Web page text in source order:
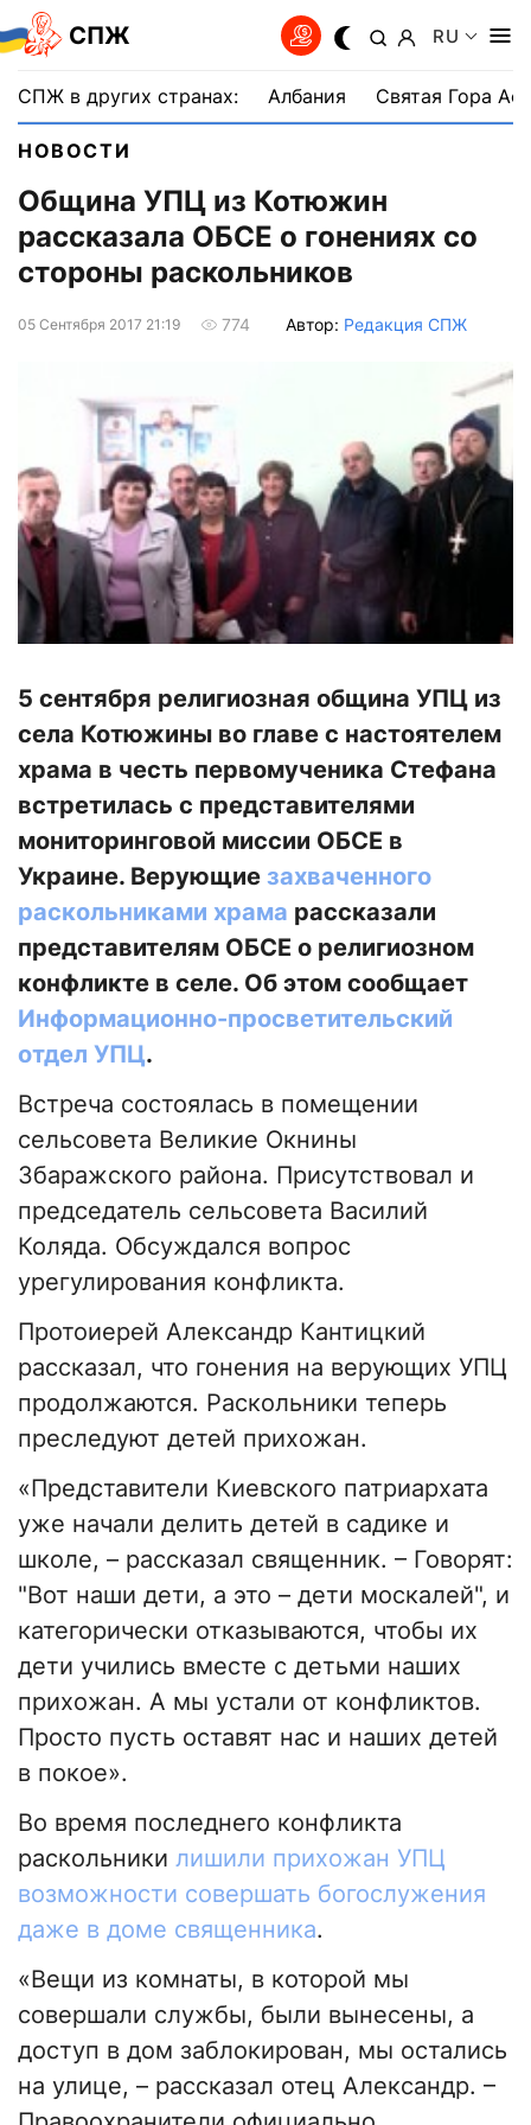
СПЖ RU
СПЖ в других странах: Албания Святая Гора
НОВОСТИ
Община УПЦ из Котюжин
рассказала ОБСЕ о гонениях со
стороны раскольников
05 Сентября 2017 21:19 774 Автор: Редакция СПЖ
5 сентября религиозная община УПЦ из
села Котюжины во главе с настоятелем
храма в честь первомученика Стефана
встретилась с представителями
мониторинговой миссии ОБСЕ в
Украине. Верующие захваченного
раскольниками храма рассказали
представителям ОБСЕ о религиозном
конфликте в селе. Об этом сообщает
Информационно-просветительский
отдел УПЦ.
Встреча состоялась в помещении
сельсовета Великие Окнины
Збаражского района. Присутствовал и
председатель сельсовета Василий
Коляда. Обсуждался вопрос
урегулирования конфликта.
Протоиерей Александр Кантицкий
рассказал, что гонения на верующих УПЦ
продолжаются. Раскольники теперь
преследуют детей прихожан.
«Представители Киевского патриархата
уже начали делить детей в садике и
школе, – рассказал священник. – Говорят:
"Вот наши дети, а это – дети москалей", и
категорически отказываются, чтобы их
дети учились вместе с детьми наших
прихожан. А мы устали от конфликтов.
Просто пусть оставят нас и наших детей
в покое».
Во время последнего конфликта
раскольники лишили прихожан УПЦ
возможности совершать богослужения
даже в доме священника.
«Вещи из комнаты, в которой мы
совершали службы, были вынесены, а
доступ в дом заблокирован, мы остались
на улице, – рассказал отец Александр. –